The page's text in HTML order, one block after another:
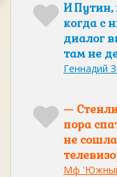
И Путин,
когда с
диалог
там не
Геннадий
—
пора
не
Мф